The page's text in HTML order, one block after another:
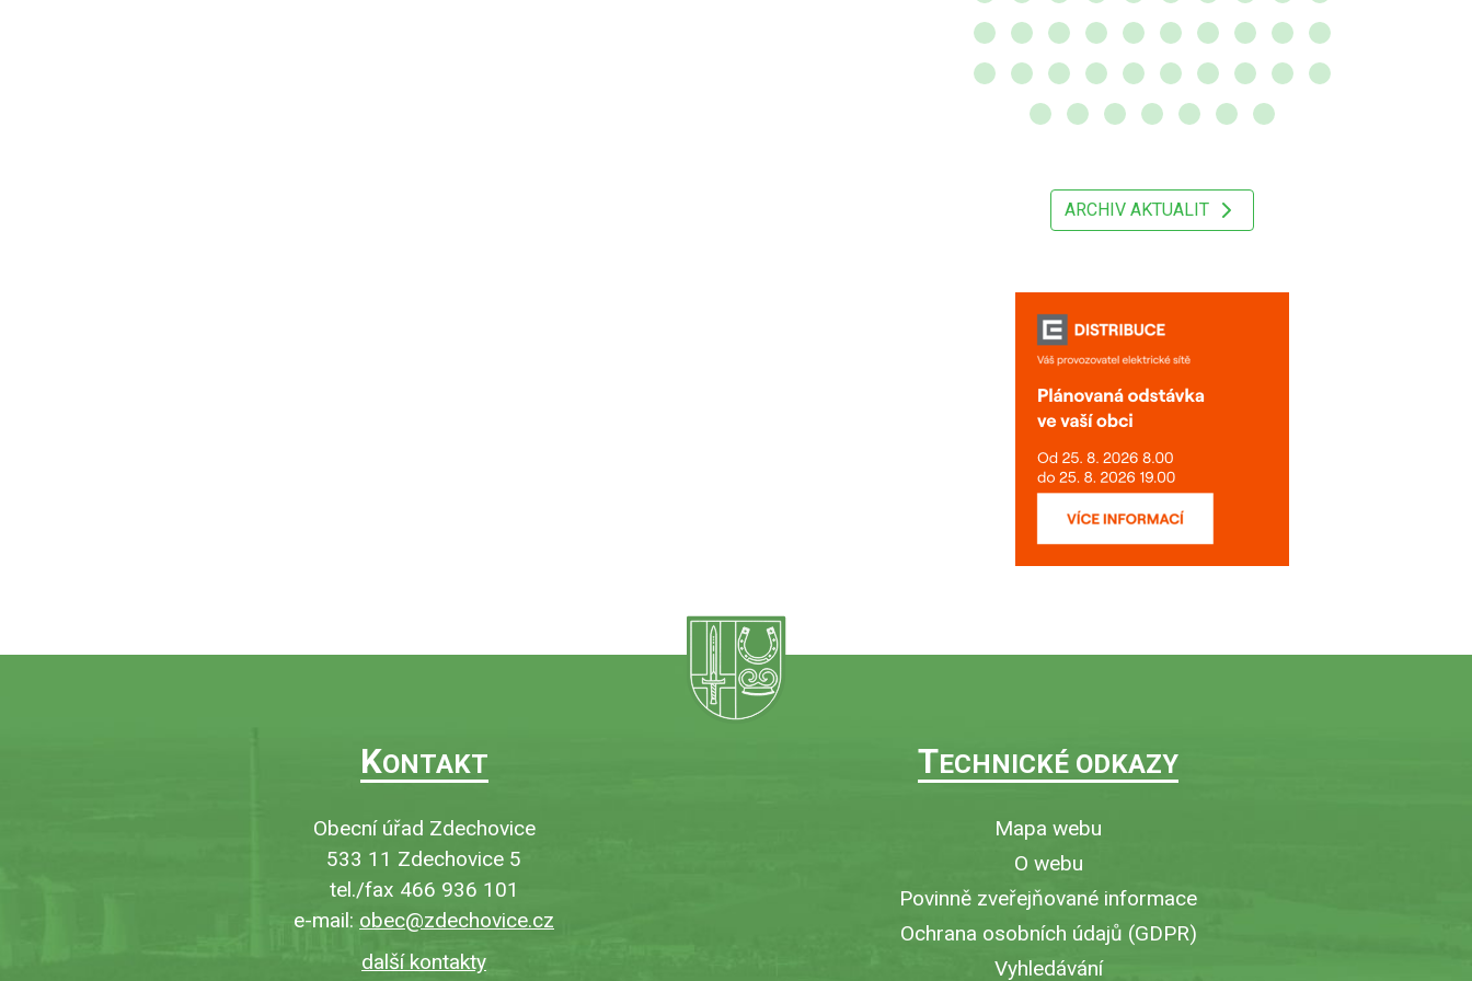
ARCHIV AKTUALIT
KONTAKT
Obecní úřad Zdechovice
533 11 Zdechovice 5
tel./fax 466 936 101
e-mail: obec@zdechovice.cz
další kontakty
TECHNICKÉ ODKAZY
Mapa webu
O webu
Povinně zveřejňované informace
Ochrana osobních údajů (GDPR)
Vyhledávání